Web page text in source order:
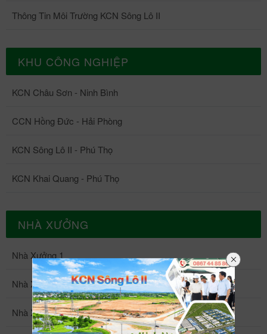
Thông Tin Môi Trường KCN Sông Lô II
KHU CÔNG NGHIỆP
KCN Châu Sơn - Ninh Bình
CCN Hồng Đức - Hải Phòng
KCN Sông Lô II - Phú Thọ
KCN Khai Quang - Phú Thọ
NHÀ XƯỞNG
Nhà Xưởng 1
Nhà Xưởng 2
Nhà Xưởng 3